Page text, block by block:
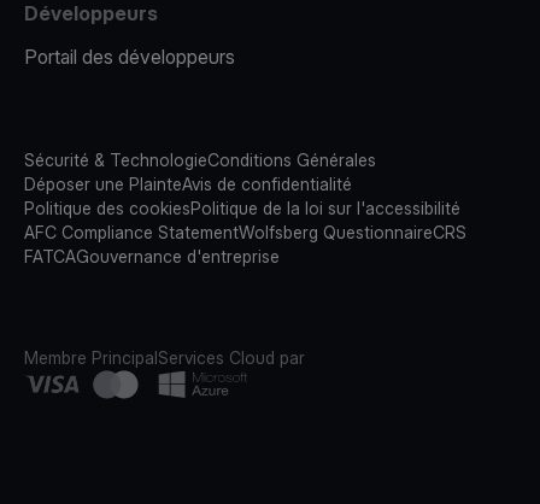
Développeurs
Portail des développeurs
Sécurité & TechnologieConditions Générales
Déposer une PlainteAvis de confidentialité
Politique des cookiesPolitique de la loi sur l'accessibilité
AFC Compliance StatementWolfsberg QuestionnaireCRS
FATCAGouvernance d'entreprise
Membre PrincipalServices Cloud par